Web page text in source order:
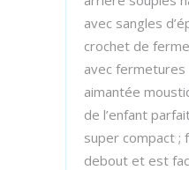
avec sangles
crochet de
avec fermetures
aimantée
de l’enfant
super compact ;
debout et est